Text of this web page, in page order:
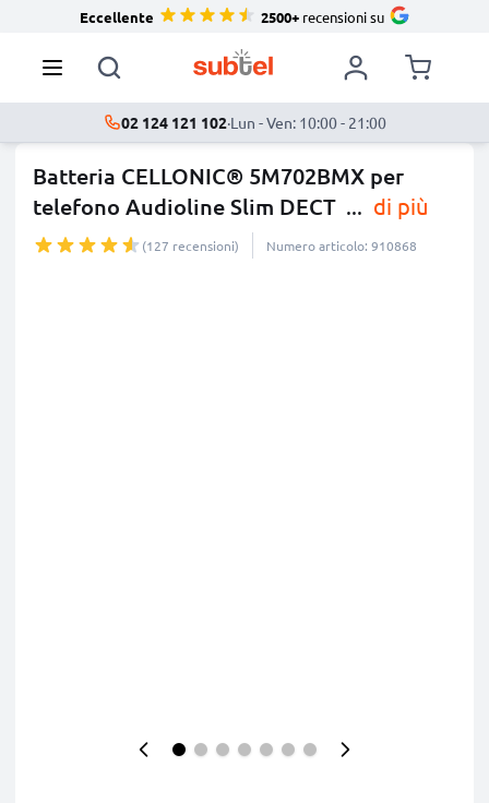
Eccellente 2500+recensioni su
02 124 121 102·Lun - Ven: 10:00 - 21:00
Batteria CELLONIC® 5M702BMX per
telefono Audioline Slim DECT ... di più
(127 recensioni) Numero articolo: 910868